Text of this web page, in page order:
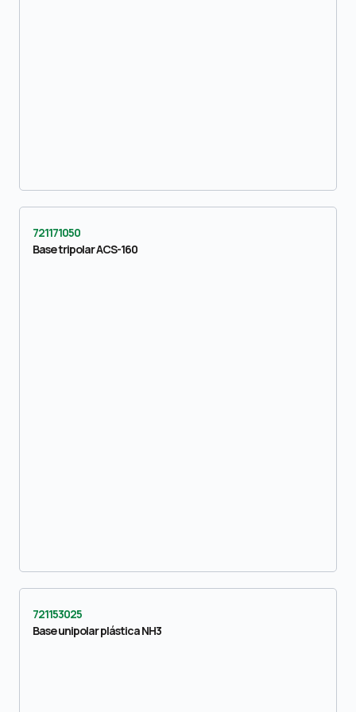
721171050
Base tripolar ACS-160
721153025
Base unipolar plástica NH3